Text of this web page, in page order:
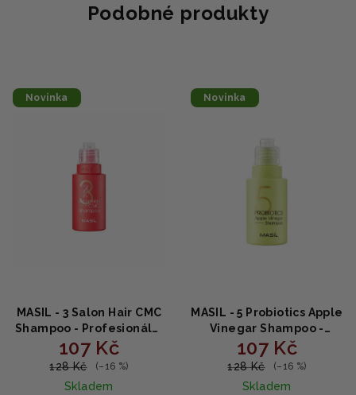
Podobné produkty
Novinka
MASIL - 3 Salon Hair CMC
Shampoo - Profesionální
šampon pro regeneraci
vlasů 50ml
107 Kč
128 Kč (–16 %)
Skladem
Novinka
MASIL - 5 Probiotics Apple
Vinegar Shampoo -
Čistící šampon s obodem
a probiotiky 50ml
107 Kč
128 Kč (–16 %)
Skladem